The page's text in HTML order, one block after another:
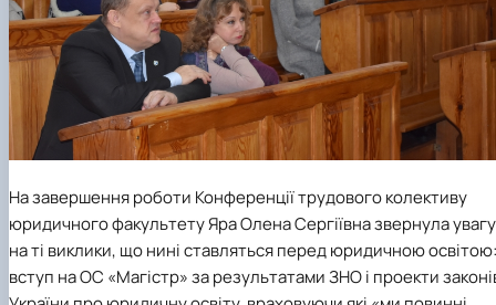
На завершення роботи Конференції трудового колективу
юридичного факультету Яра Олена Сергіївна звернула увагу
на ті виклики, що нині ставляться перед юридичною освітою:
вступ на ОС «Магістр» за результатами ЗНО і проекти